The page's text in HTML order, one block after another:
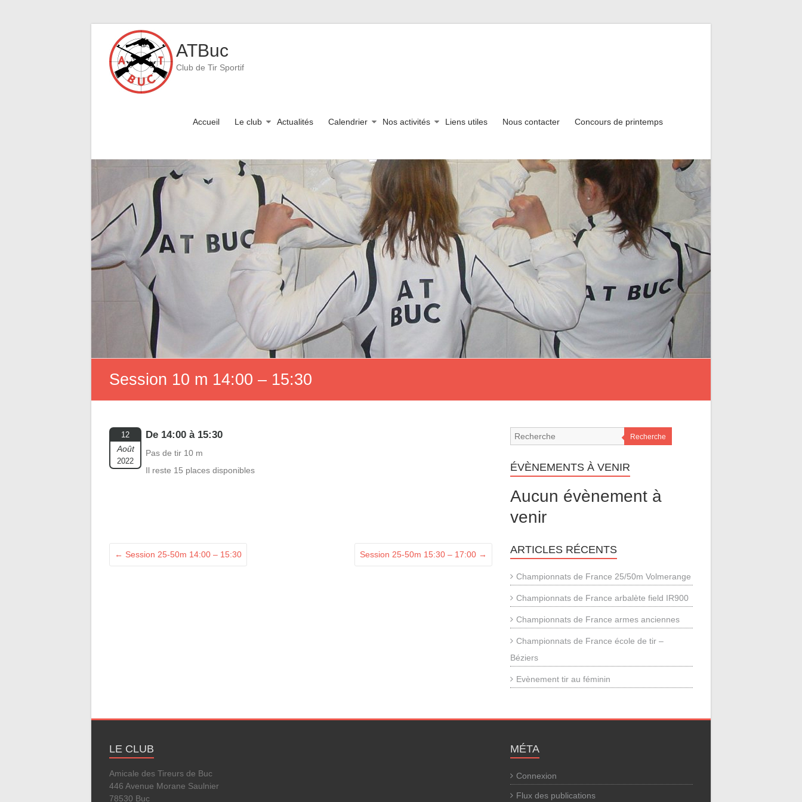
content
ATBuc
Club de Tir Sportif
Accueil Le club Actualités Calendrier Nos activités Liens utiles Nous contacter Concours de printemps
Session 10 m 14:00 – 15:30
12
Août
2022
De 14:00 à 15:30
Pas de tir 10 m
Il reste 15 places disponibles
← Session 25-50m 14:00 – 15:30 Session 25-50m 15:30 – 17:00 →
Recherche
ÉVÈNEMENTS À VENIR
Aucun évènement à
venir
ARTICLES RÉCENTS
Championnats de France 25/50m Volmerange
Championnats de France arbalète field IR900
Championnats de France armes anciennes
Championnats de France école de tir –
Béziers
Evènement tir au féminin
LE CLUB
Amicale des Tireurs de Buc
446 Avenue Morane Saulnier
78530 Buc
MÉTA
Connexion
Flux des publications